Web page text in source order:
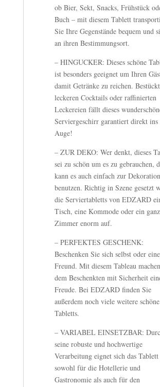
ob Bier, Sekt, Snacks, Frühstück
Buch – mit diesem Tablett
Sie Ihre Gegenstände bequem und
an ihren Bestimmungsort.
– HINGUCKER: Dieses schöne
ist besonders geeignet um Ihren
damit Getränke zu reichen.
leckeren Cocktails oder raffinierten
Leckereien fällt dieses
Serviergeschirr garantiert direkt ins
Auge!
– ZUR DEKO: Wer denkt, dieses
sei zu schön um es zu gebrauchen,
kann es auch einfach zur Dekoration
benutzen. Richtig in Szene gesetzt
die Serviertabletts von EDZARD
Tisch, eine Kommode oder ein
Zimmer enorm auf.
– PERFEKTES GESCHENK:
Beschenken Sie sich selbst oder
Freund. Mit diesem Tableau
dem Beschenkten mit Sicherheit
Freude. Bei EDZARD finden Sie
außerdem noch viele weitere schöne
Tabletts.
– VARIABEL EINSETZBAR:
seine robuste und hochwertige
Verarbeitung eignet sich das Tablett
sowohl für die Hotellerie und
Gastronomie als auch für den